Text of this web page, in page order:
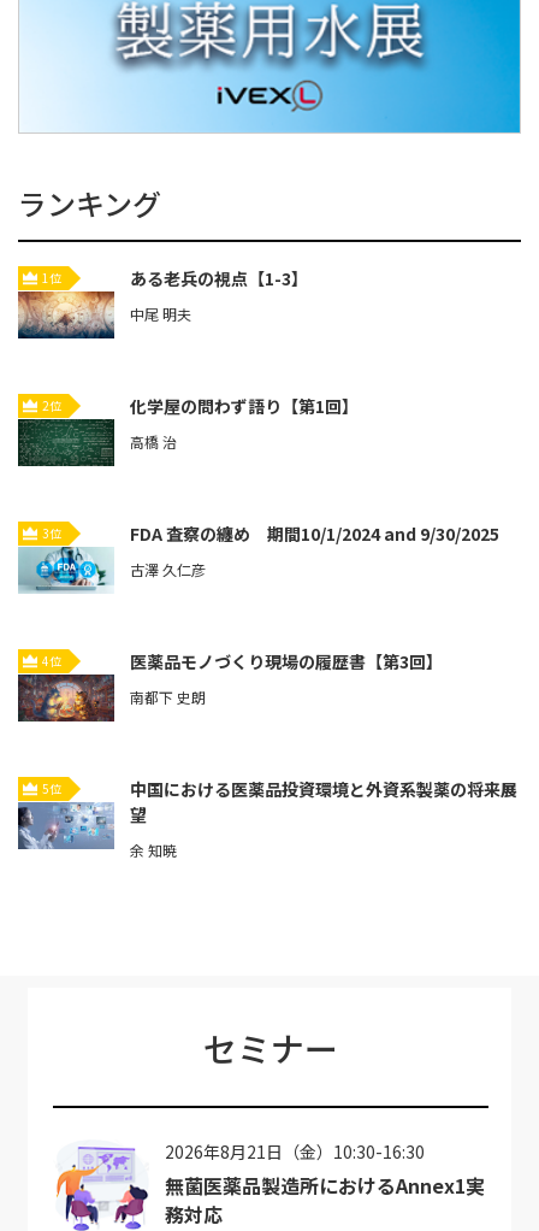
ランキング
1位 ある老兵の視点【1-3】
中尾 明夫
2位 化学屋の問わず語り【第1回】
高橋 治
3位 FDA 査察の纏め 期間10/1/2024 and 9/30/2025
古澤 久仁彦
4位 医薬品モノづくり現場の履歴書【第3回】
南都下 史朗
5位
中国における医薬品投資環境と外資系製薬の将来展
望
余 知暁
セミナー
2026年8月21日（金）10:30-16:30
無菌医薬品製造所におけるAnnex1実
務対応